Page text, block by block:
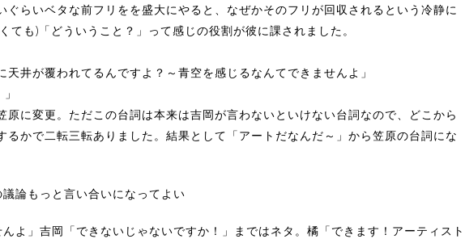
ぐらいベタな前フリをを盛大にやると、なぜかそのフリが回収されるという冷静に
ても)「どういうこと？」って感じの役割が彼に課されました。
天井が覆われてるんですよ？～青空を感じるなんてできませんよ」
原に変更。ただこの台詞は本来は吉岡が言わないといけない台詞なので、どこから
るかで二転三転ありました。結果として「アートだなんだ～」から笠原の台詞にな
論もっと言い合いになってよい
よ」吉岡「できないじゃないですか！」まではネタ。橘「できます！アーティスト